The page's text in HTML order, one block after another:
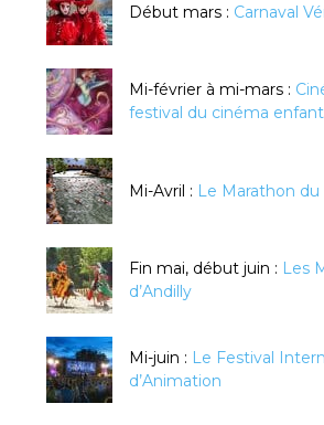
Début mars : Carnaval
Mi-février à mi-mars :
festival du cinéma enfant
Mi-Avril : Le Marathon
Fin mai, début juin : Les
d’Andilly
Mi-juin : Le Festival
d’Animation